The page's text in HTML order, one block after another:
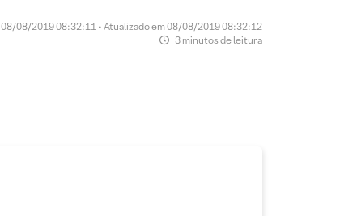
08/08/2019 08:32:11 • Atualizado em 08/08/2019 08:32:12
3 minutos de leitura